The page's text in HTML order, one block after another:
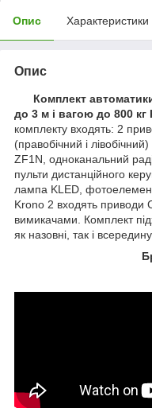
Опис Характеристики
Опис
Комплект
до 3 м і вагою до 800 кг
комплекту входять: 2
(правобічний і
ZF1N, одноканальний
пульти дистанційного
лампа KLED,
Krono 2 входять приводи
вимикачами. Комплект
як назовні, так і всередину